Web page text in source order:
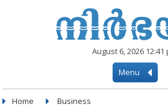
August 6, 2026 12:41
Menu
Home Business